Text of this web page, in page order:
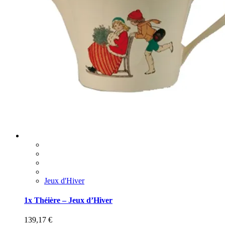
Jeux d'Hiver
1x Théière – Jeux d’Hiver
139,17 €